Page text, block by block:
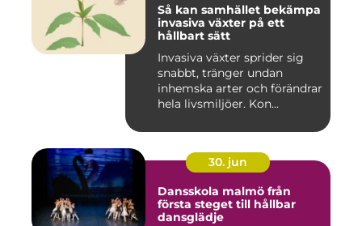
Så kan samhället bekämpa
invasiva växter på ett
hållbart sätt
Invasiva växter sprider sig
snabbt, tränger undan
inhemska arter och förändrar
hela livsmiljöer. Kon...
30. jun
Dansskola malmö från
första steget till hållbar
dansglädje